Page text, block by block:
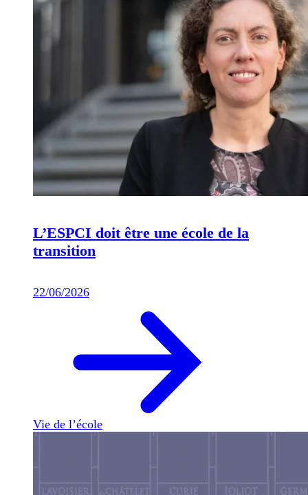
L’ESPCI doit être une école de la
transition
22/06/2026
Vie de l’école